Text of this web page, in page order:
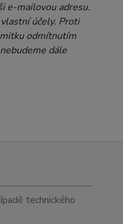
e-mailovou adresu.
účely. Proti
odmítnutím
dále
technického